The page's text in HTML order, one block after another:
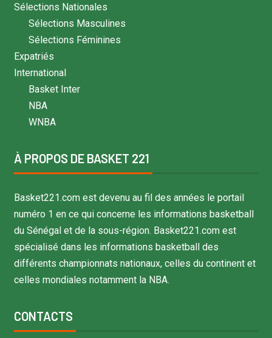
Sélections Nationales
Sélections Masculines
Sélections Féminines
Expatriés
International
Basket Inter
NBA
WNBA
À PROPOS DE BASKET 221
Basket221.com est devenu au fil des années le portail
numéro 1 en ce qui concerne les informations basketball
du Sénégal et de la sous-région. Basket221.com est
spécialisé dans les informations basketball des
différents championnats nationaux, celles du continent et
celles mondiales notamment la NBA.
CONTACTS